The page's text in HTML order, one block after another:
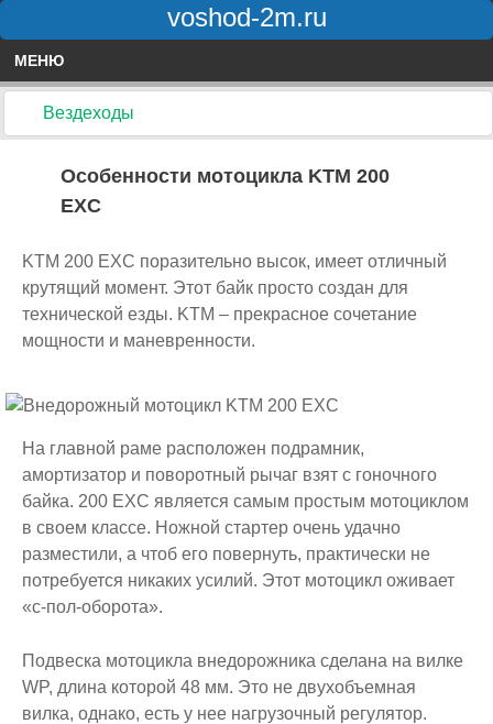
voshod-2m.ru
МЕНЮ
Вездеходы
Особенности мотоцикла KTM 200
EXC
KTM 200 EXC поразительно высок, имеет отличный
крутящий момент. Этот байк просто создан для
технической езды. KTM – прекрасное сочетание
мощности и маневренности.
На главной раме расположен подрамник,
амортизатор и поворотный рычаг взят с гоночного
байка. 200 EXC является самым простым мотоциклом
в своем классе. Ножной стартер очень удачно
разместили, а чтоб его повернуть, практически не
потребуется никаких усилий. Этот мотоцикл оживает
«с-пол-оборота».
Подвеска мотоцикла внедорожника сделана на вилке
WP, длина которой 48 мм. Это не двухобъемная
вилка, однако, есть у нее нагрузочный регулятор.